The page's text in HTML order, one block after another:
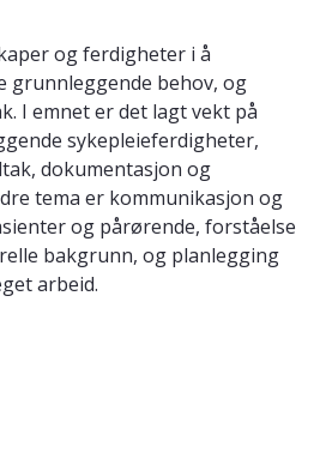
og ferdigheter i å
grunnleggende behov, og
I emnet er det lagt vekt på
sykepleieferdigheter,
dokumentasjon og
tema er kommunikasjon og
og pårørende, forståelse
bakgrunn, og planlegging
arbeid.